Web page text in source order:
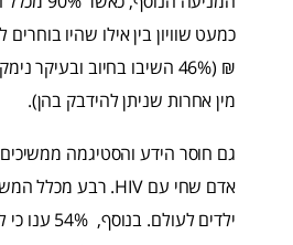
מין אחרות שניתן להידבק בהן).